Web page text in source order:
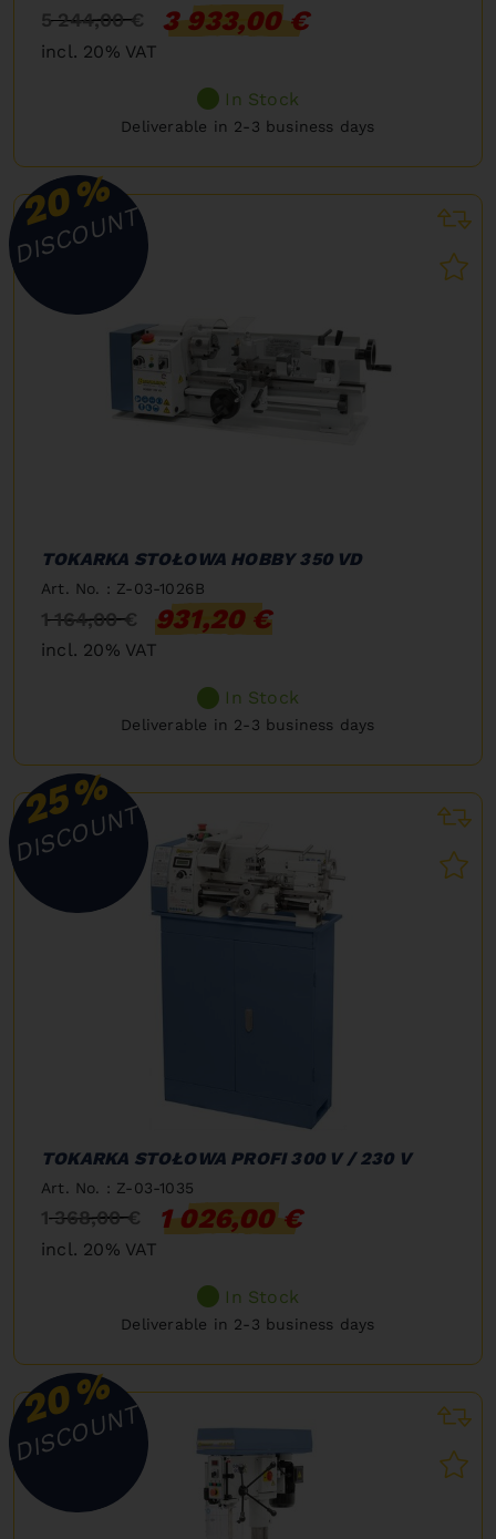
5 244,00 € 3 933,00 €
incl. 20% VAT
In Stock
Deliverable in 2-3 business days
20%
DISCOUNT
TOKARKA STOŁOWA HOBBY 350 VD
Art. No. : Z-03-1026B
1 164,00 € 931,20 €
incl. 20% VAT
In Stock
Deliverable in 2-3 business days
25%
DISCOUNT
TOKARKA STOŁOWA PROFI 300 V / 230 V
Art. No. : Z-03-1035
1 368,00 € 1 026,00 €
incl. 20% VAT
In Stock
Deliverable in 2-3 business days
20%
DISCOUNT